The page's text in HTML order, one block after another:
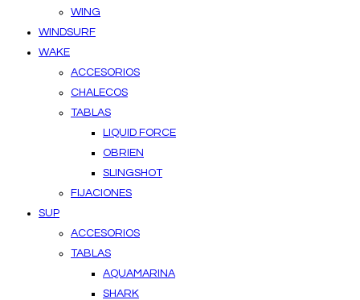
WING
WINDSURF
WAKE
ACCESORIOS
CHALECOS
TABLAS
LIQUID FORCE
OBRIEN
SLINGSHOT
FIJACIONES
SUP
ACCESORIOS
TABLAS
AQUAMARINA
SHARK